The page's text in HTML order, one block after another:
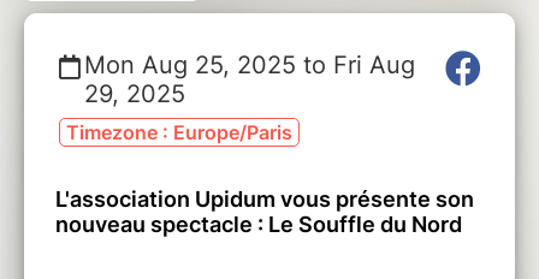
Mon Aug 25, 2025 to Fri Aug
29, 2025
Timezone : Europe/Paris
L'association Upidum vous présente son
nouveau spectacle : Le Souffle du Nord